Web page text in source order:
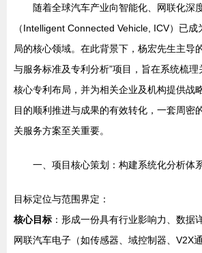
随着全球汽车产业向智能化、网联化深
（Intelligent Connected Vehicle, ICV）已
局的核心领域。在此背景下，杨宏先生主导
与服务标准及专利分析”项目，旨在系统梳
核心专利布局，并为相关企业及机构提供战
目的顺利推进与成果的有效转化，一套周密
关服务方案至关重要。
一、项目核心策划：构建系统化分析体
目标定位与范围界定：
核心目标 ：形成一份具有行业影响力、数据
网联汽车电子（如传感器、域控制器、V2X